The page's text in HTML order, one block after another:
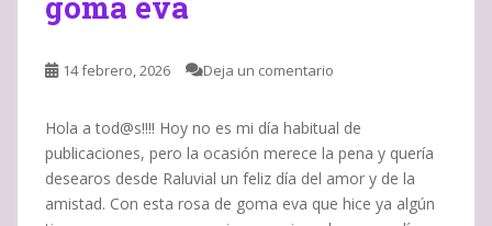
14 febrero, 2026 Deja un comentario
Hola a tod@s!!!! Hoy no es mi día habitual de
publicaciones, pero la ocasión merece la pena y quería
desearos desde Raluvial un feliz día del amor y de la
amistad. Con esta rosa de goma eva que hice ya algún